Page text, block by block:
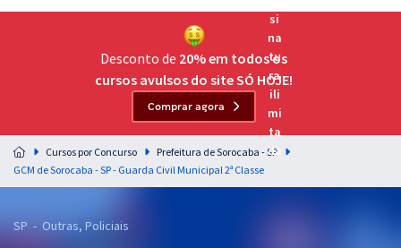
Assinatura OAB Até Passar
Acesso ilimitado a toda preparação para o Exame da
Residências Multiprofissionais
Preparação completa e intensiva para as principais
residências em saúde do Brasil
Desconto de 20% em todos os
cursos avulsos do site SÓ HOJE!
Comprar agora
Cursos por Concurso
Prefeitura de Sorocaba - SP
GCM de Sorocaba - SP - Guarda Civil Municipal 2ª Classe
SP - Outras, Policiais